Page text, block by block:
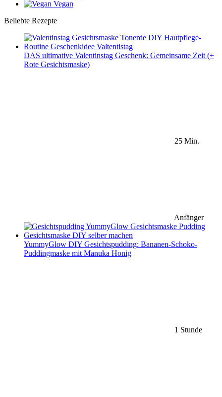
Vegan
Beliebte Rezepte
DAS ultimative Valentinstag Geschenk: Gemeinsame Zeit (+
Rote Gesichtsmaske)
25 Min.
Anfänger
YummyGlow DIY Gesichtspudding: Bananen-Schoko-
Puddingmaske mit Manuka Honig
1 Stunde